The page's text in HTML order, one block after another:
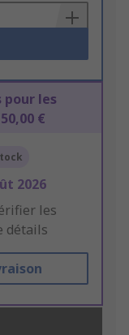
les
€
2026
les
détails